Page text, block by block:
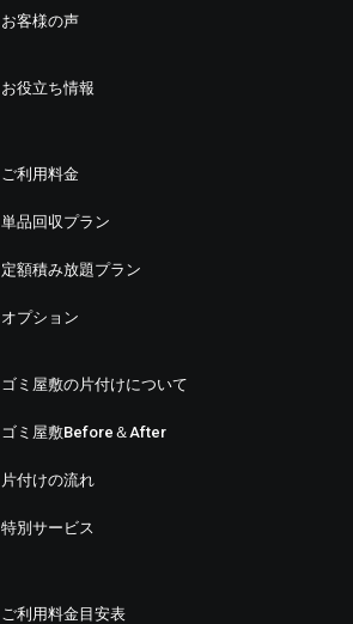
お客様の声
お役立ち情報
ご利用料金
単品回収プラン
定額積み放題プラン
オプション
ゴミ屋敷の片付けについて
ゴミ屋敷Before＆After
片付けの流れ
特別サービス
ご利用料金目安表